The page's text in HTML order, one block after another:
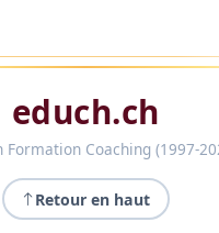
educh.ch
Formation Coaching (1997-
Retour en haut